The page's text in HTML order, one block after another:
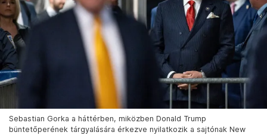
Sebastian Gorka a háttérben, miközben Donald Trump
büntetőperének tárgyalására érkezve nyilatkozik a sajtónak New